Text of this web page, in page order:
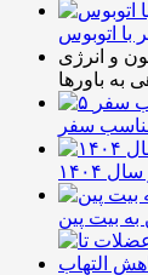
اتوبوس
و انرژی
به باورها
سفر
۱۴۰۴
به بیت پین